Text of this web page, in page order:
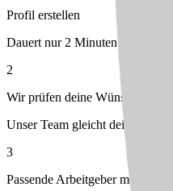
Profil erstellen
Dauert nur 2 Minuten –
2
Wir prüfen deine Wünsche
Unser Team gleicht dein Profil
3
Passende Arbeitgeber melden